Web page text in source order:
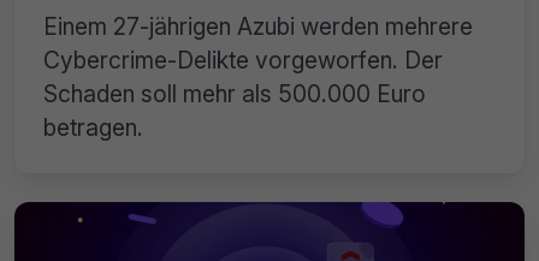
Einem 27-jährigen Azubi werden mehrere
Cybercrime-Delikte vorgeworfen. Der
Schaden soll mehr als 500.000 Euro
betragen.